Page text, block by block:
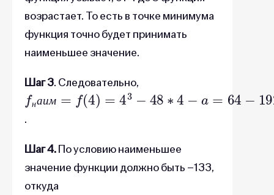
возрастает. То есть в точке минимума
функция точно будет принимать
наименьшее значение.
Шаг 3. Следовательно,
а им
fн 4) =4 −48 4− = − a −
.
Шаг 4.По условию наименьшее
значение функции должно быть –133,
откуда